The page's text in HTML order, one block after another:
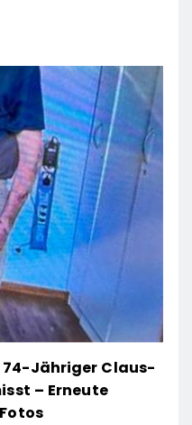
74-Jähriger Claus-
– Erneute